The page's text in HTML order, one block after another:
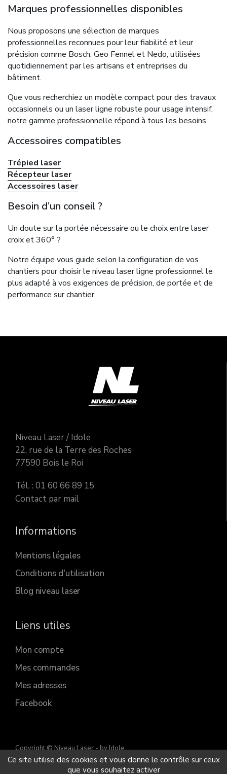
Marques professionnelles disponibles
Nous proposons une sélection de marques
professionnelles reconnues pour leur fiabilité et leur
précision comme Bosch, Geo Fennel et Nedo, utilisées
quotidiennement par les artisans et entreprises du
bâtiment.
Que vous recherchiez un modèle compact pour des travaux
occasionnels ou un laser ligne robuste pour usage intensif,
notre gamme professionnelle répond à tous les besoins.
Accessoires compatibles
Trépied laser
Récepteur laser
Accessoires laser
Besoin d’un conseil ?
Un doute sur la portée nécessaire ou le choix entre laser
croix et 360° ?
Notre équipe vous guide selon la configuration de vos
chantiers pour choisir le niveau laser ligne professionnel le
plus adapté à vos exigences de précision, de portée et de
performance sur chantier.
Niveau Laser / Idole
22, rue de la Terre des Roches
77590 Bois le Roi
Tél. : 01 60 66 89 15
Contact par mail
Informations
Mentions légales
Conditions d'utilisation
Blog niveau laser
Liens utiles
Mon compte
Mes commandes
Mes adresses
Facebook
Copyright © Niveau Laser- by Idole
Ce site utilise des cookies et vous donne le contrôle sur ceux
que vous souhaitez activer